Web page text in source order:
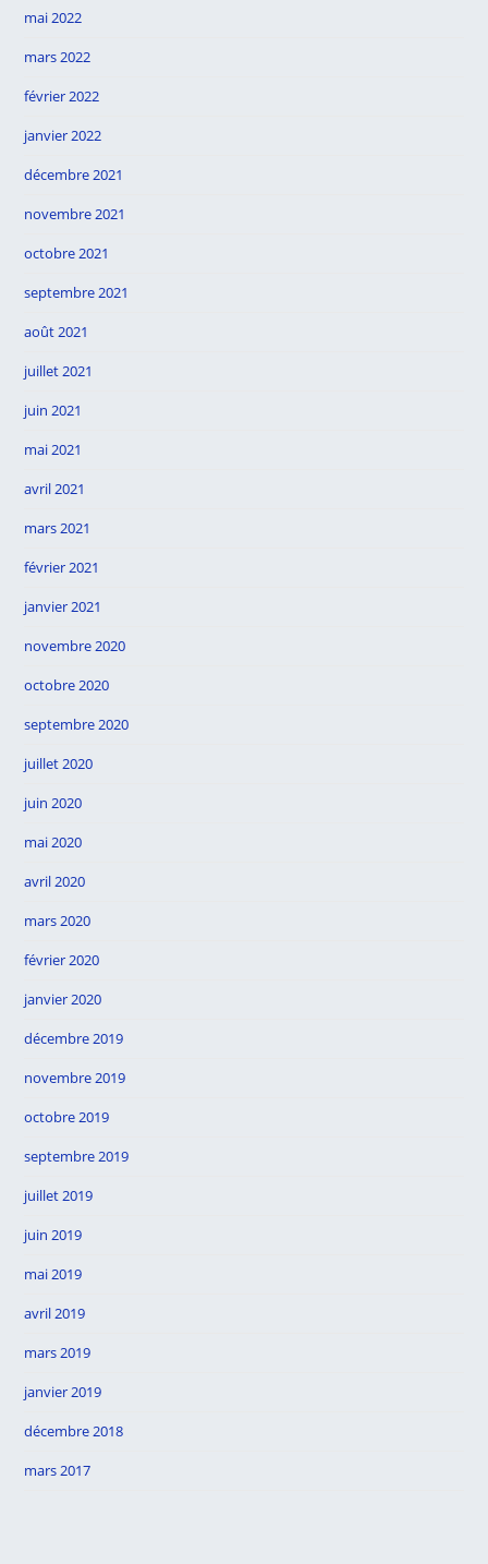
mai 2022
mars 2022
février 2022
janvier 2022
décembre 2021
novembre 2021
octobre 2021
septembre 2021
août 2021
juillet 2021
juin 2021
mai 2021
avril 2021
mars 2021
février 2021
janvier 2021
novembre 2020
octobre 2020
septembre 2020
juillet 2020
juin 2020
mai 2020
avril 2020
mars 2020
février 2020
janvier 2020
décembre 2019
novembre 2019
octobre 2019
septembre 2019
juillet 2019
juin 2019
mai 2019
avril 2019
mars 2019
janvier 2019
décembre 2018
mars 2017